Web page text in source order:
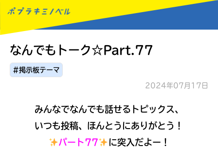
MENU
なんでもトーク☆Part.77
#掲示板テーマ
2024年07月17日
みんなでなんでも話せるトピックス、
いつも投稿、ほんとうにありがとう！
パート77
に突入だよー！